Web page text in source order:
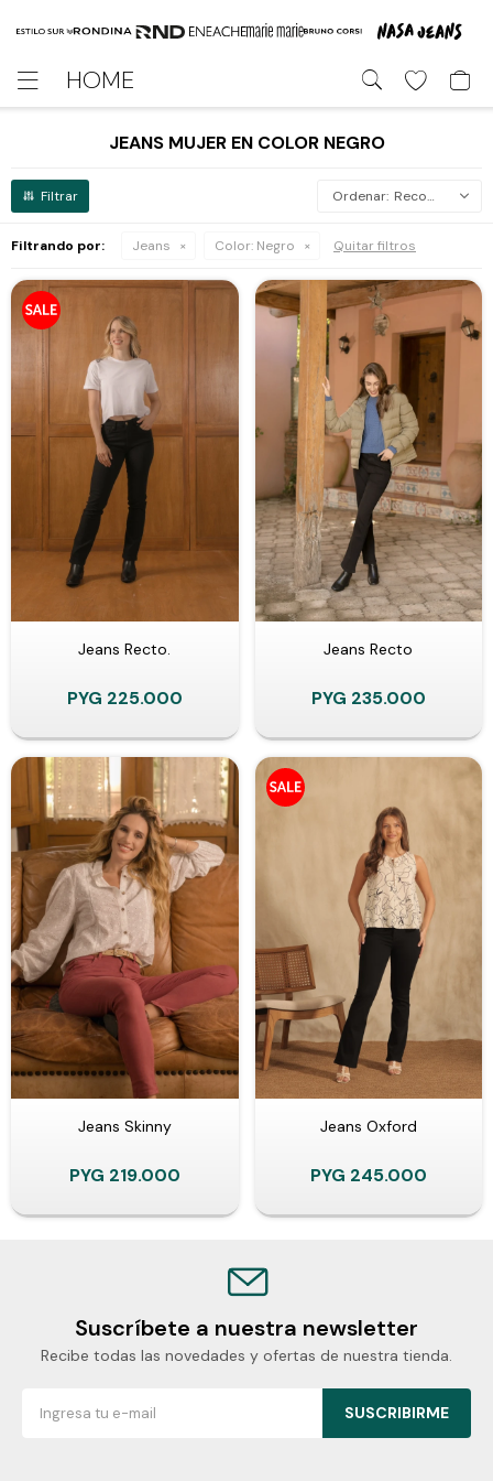
HOME

JEANS MUJER EN COLOR NEGRO
Recomendados
Filtrando por: Jeans Color: Negro Quitar filtros
Jeans Recto.
PYG 225.000
Jeans Recto
PYG 235.000
Jeans Skinny
PYG 219.000
Jeans Oxford
PYG 245.000
Suscríbete a nuestra newsletter
Recibe todas las novedades y ofertas de nuestra tienda.
SUSCRIBIRME